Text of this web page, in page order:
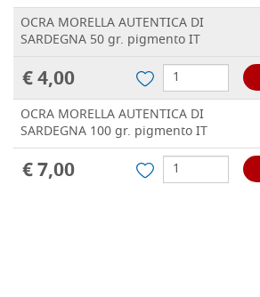
OCRA MORELLA AUTENTICA DI
SARDEGNA 50 gr. pigmento IT
€ 4,00
OCRA MORELLA AUTENTICA DI
SARDEGNA 100 gr. pigmento IT
€ 7,00